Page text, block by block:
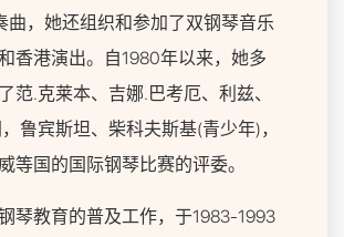
曲，她还组织和参加了双钢琴音乐
香港演出。自1980年以来，她多
范.克莱本、吉娜.巴考厄、利兹、
鲁宾斯坦、柴科夫斯基(青少年)，
等国的国际钢琴比赛的评委。
琴教育的普及工作，于1983-1993